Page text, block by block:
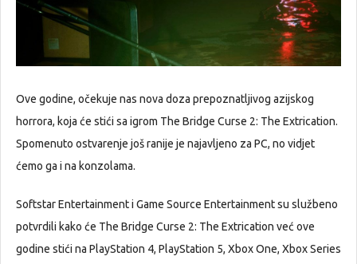
Ove godine, očekuje nas nova doza prepoznatljivog azijskog
horrora, koja će stići sa igrom The Bridge Curse 2: The Extrication.
Spomenuto ostvarenje još ranije je najavljeno za PC, no vidjet
ćemo ga i na konzolama.
Softstar Entertainment i Game Source Entertainment su službeno
potvrdili kako će The Bridge Curse 2: The Extrication već ove
godine stići na PlayStation 4, PlayStation 5, Xbox One, Xbox Series